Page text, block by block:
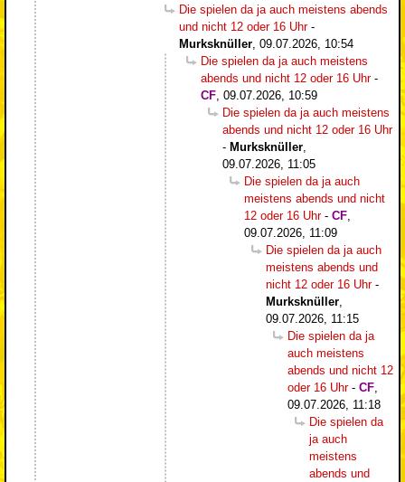
Die spielen da ja auch meistens abends
und nicht 12 oder 16 Uhr-
Murksknüller 09.07.2026, 10:54
Die spielen da ja auch meistens
abends und nicht 12 oder 16 Uhr-
CF 09.07.2026, 10:59
Die spielen da ja auch meistens
abends und nicht 12 oder 16 Uhr
- Murksknüller
09.07.2026, 11:05
Die spielen da ja auch
meistens abends und nicht
12 oder 16 Uhr- CF
09.07.2026, 11:09
Die spielen da ja auch
meistens abends und
nicht 12 oder 16 Uhr-
Murksknüller
09.07.2026, 11:15
Die spielen da ja
auch meistens
abends und nicht 12
oder 16 Uhr- CF
09.07.2026, 11:18
Die spielen da
ja auch
meistens
abends und